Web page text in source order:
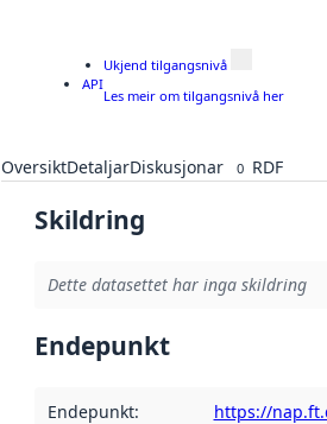
API
Ukjend tilgangsnivå
Les meir om tilgangsnivå her
OversiktDetaljarDiskusjonar 0 RDF
Skildring
Dette datasettet har inga skildring
Endepunkt
Endepunkt: https://